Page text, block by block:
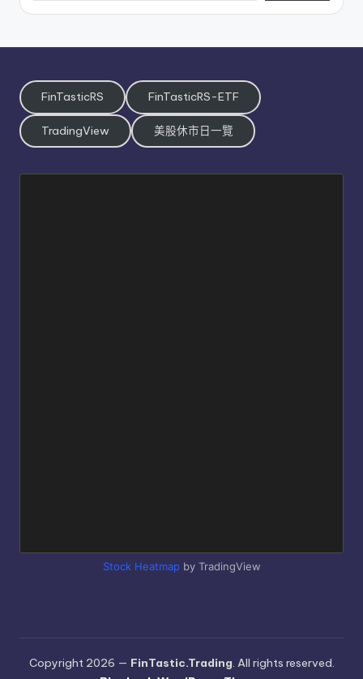
FinTasticRS FinTasticRS-ETF
TradingView 美股休市日一覽
Stock Heatmapby TradingView
Copyright 2026 — FinTastic.Trading. All rights reserved.